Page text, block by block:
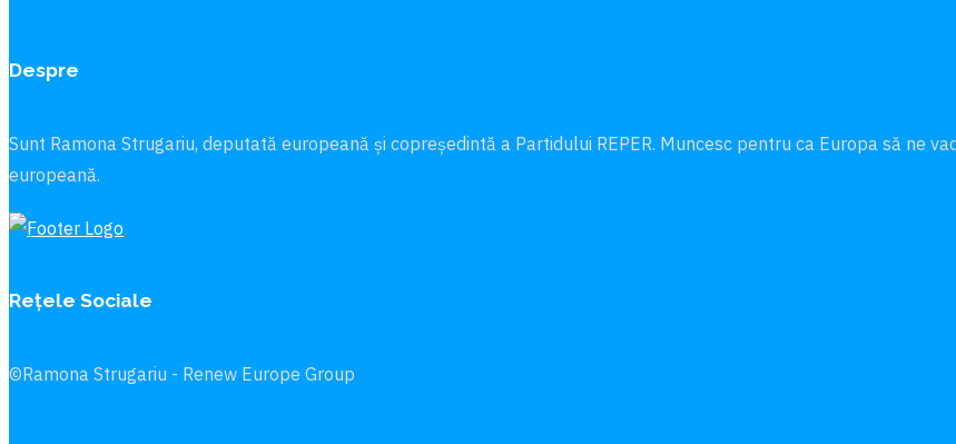
Despre
Sunt Ramona Strugariu, deputată europeană și copreședintă a Partidului REPER. Muncesc pentru ca Europa să ne
europeană.
Rețele Sociale
©Ramona Strugariu - Renew Europe Group